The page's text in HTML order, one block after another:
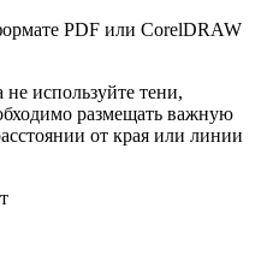
PDF или CorelDRAW
используйте тени,
размещать важную
от края или линии